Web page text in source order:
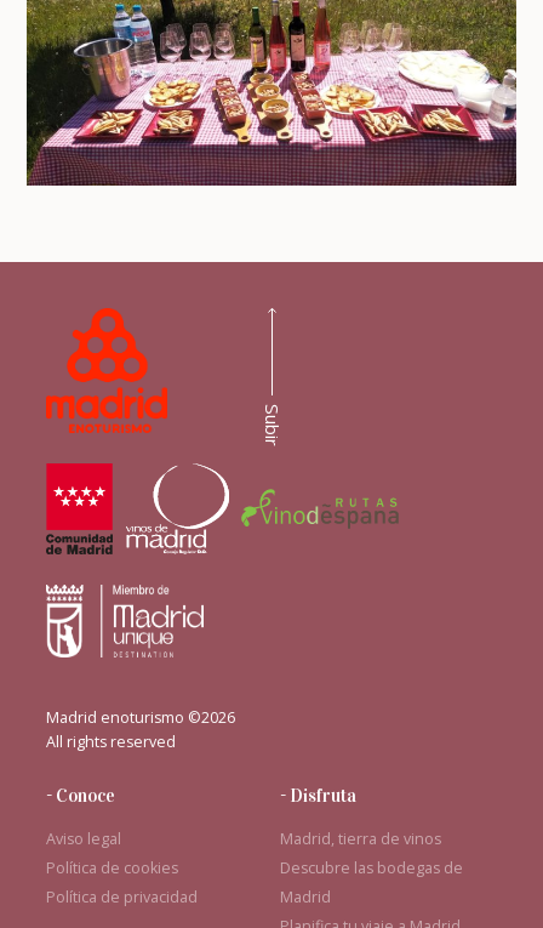
Madrid enoturismo ©2026
All rights reserved
- Conoce
Aviso legal
Política de cookies
Política de privacidad
- Disfruta
Madrid, tierra de vinos
Descubre las bodegas de
Madrid
Subir